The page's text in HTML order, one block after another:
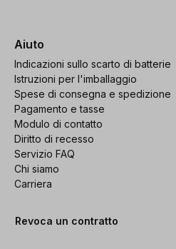
Aiuto
Indicazioni sullo scarto di batterie
Istruzioni per l'imballaggio
Spese di consegna e spedizione
Pagamento e tasse
Modulo di contatto
Diritto di recesso
Servizio FAQ
Chi siamo
Carriera
Revoca un contratto